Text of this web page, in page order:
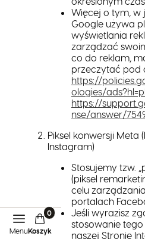
Więcej o tym, w
Google używa
wyświetlania
zarządzać
co do reklam,
przeczytać pod
https://
ologies/ads?hl=pl
https://
nse/answer/
Piksel konwersji Meta
Instagram)
Stosujemy tzw.
(piksel
celu
portalach
Jeśli wyrazisz
stosowanie
naszej Stronie
MenuKoszyk